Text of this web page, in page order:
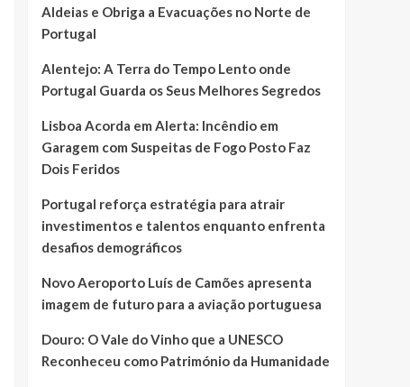
Aldeias e Obriga a Evacuações no Norte de
Portugal
Alentejo: A Terra do Tempo Lento onde
Portugal Guarda os Seus Melhores Segredos
Lisboa Acorda em Alerta: Incêndio em
Garagem com Suspeitas de Fogo Posto Faz
Dois Feridos
Portugal reforça estratégia para atrair
investimentos e talentos enquanto enfrenta
desafios demográficos
Novo Aeroporto Luís de Camões apresenta
imagem de futuro para a aviação portuguesa
Douro: O Vale do Vinho que a UNESCO
Reconheceu como Património da Humanidade